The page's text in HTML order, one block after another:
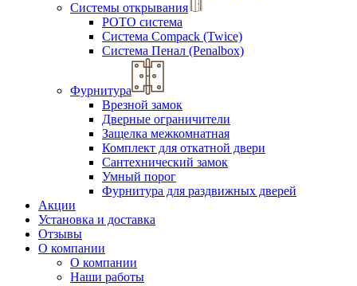
Системы открывания
РОТО система
Система Compack (Twice)
Система Пенал (Penalbox)
Фурнитура
Врезной замок
Дверные ограничители
Защелка межкомнатная
Комплект для откатной двери
Сантехнический замок
Умный порог
Фурнитура для раздвижных дверей
Акции
Установка и доставка
Отзывы
О компании
О компании
Наши работы